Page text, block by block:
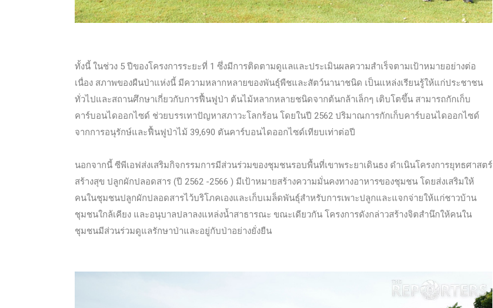
ทั้งนี้ ในช่วง 5 ปีของโครงการระยะที่ 1 ซึ่งมีการติดตามดูแลและประเมินผลความสำเร็จตามเป้าหมายอย่างต่อ
เนื่อง สภาพของผืนป่าแห่งนี้ มีความหลากหลายของพันธุ์พืชและสัตว์นานาชนิด เป็นแหล่งเรียนรู้ให้แก่ประชาชน
ทั่วไปและสถานศึกษาเกี่ยวกับการฟื้นฟูป่า ต้นไม้หลากหลายชนิดจากต้นกล้าเล็กๆ เติบโตขึ้น สามารถกักเก็บ
คาร์บอนไดออกไซด์ ช่วยบรรเทาปัญหาสภาวะโลกร้อน โดยในปี 2562 ปริมาณการกักเก็บคาร์บอนไดออกไซด์
จากการอนุรักษ์และฟื้นฟูป่าไม้ 39,690 ตันคาร์บอนไดออกไซด์เทียบเท่าต่อปี
นอกจากนี้ ซีพีเอฟส่งเสริมกิจกรรมการมีส่วนร่วมของชุมชนรอบพื้นที่เขาพระยาเดินธง ดำเนินโครงการยุทธศาสตร์
สร้างสุข ปลูกผักปลอดสาร (ปี 2562 -2566 ) มีเป้าหมายสร้างความมั่นคงทางอาหารของชุมชน โดยส่งเสริมให้
คนในชุมชนปลูกผักปลอดสารไว้บริโภคเองและเก็บเมล็ดพันธุ์สำหรับการเพาะปลูกและแจกจ่ายให้แก่ชาวบ้าน
ชุมชนใกล้เคียง และอนุบาลปลาลงแหล่งน้ำสาธารณะ ขณะเดียวกัน โครงการดังกล่าวสร้างจิตสำนึกให้คนใน
ชุมชนมีส่วนร่วมดูแลรักษาป่าและอยู่กับป่าอย่างยั่งยืน